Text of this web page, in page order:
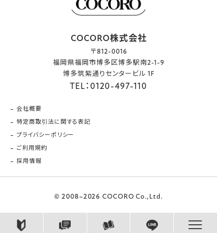
COCORO株式会社
〒812-0016
福岡県福岡市博多区博多駅南2-1-9
博多筑紫通りセンタービル 1F
TEL：0120-497-110
会社概要
特定商取引法に関する表記
プライバシーポリシー
ご利用規約
採用情報
© 2008–2026 COCORO Co.,Ltd.